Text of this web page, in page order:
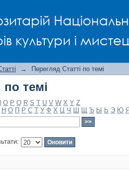
культури і
→ Перегляд Статті по темі
по темі
O P Q R S T U V W X Y Z
Н О П Р С Т У Ф Х Ц Ч Ш Щ Ъ Ы Ь Э Ю